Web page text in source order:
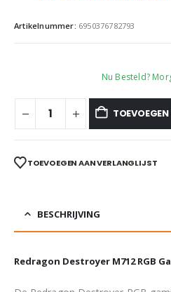
Artikelnummer: 6950376782793
Nu Besteld?
TOEVOEGEN AAN VERLANGLIJST
BESCHRIJVING
Redragon Destroyer M712 RGB